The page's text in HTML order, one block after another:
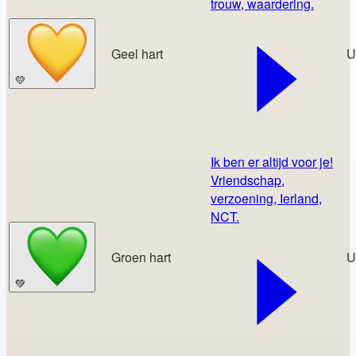
💛
Geel hart
💚
Groen hart
Ik ben er altijd voor je!
Vriendschap,
verzoening, Ierland,
NCT.